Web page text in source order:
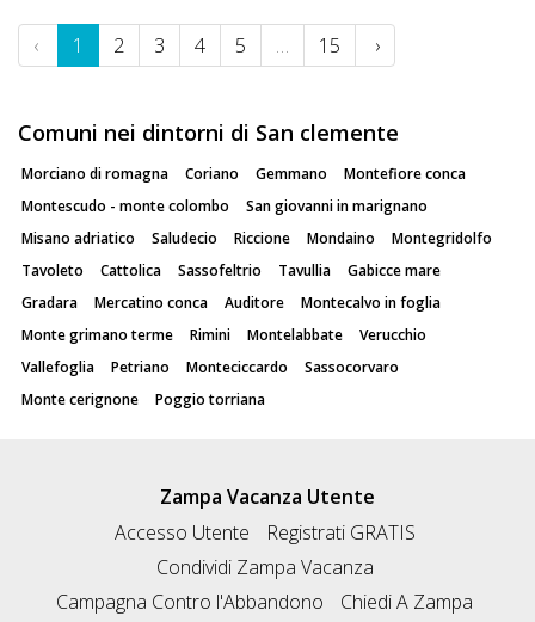
‹ 1 2 3 4 5 … 15 ›
Comuni nei dintorni di San clemente
Morciano di romagna Coriano Gemmano
Montefiore conca
Montescudo - monte colombo
San giovanni in marignano
Misano adriatico
Saludecio Riccione Mondaino
Montegridolfo
Tavoleto
Cattolica Sassofeltrio Tavullia
Gabicce mare
Gradara
Mercatino conca Auditore
Montecalvo in foglia
Monte grimano terme
Rimini Montelabbate
Verucchio
Vallefoglia
Petriano Monteciccardo
Sassocorvaro
Monte cerignone
Poggio torriana
Zampa Vacanza Utente
Accesso Utente
Registrati GRATIS
Condividi Zampa Vacanza
Campagna Contro l'Abbandono
Chiedi A Zampa